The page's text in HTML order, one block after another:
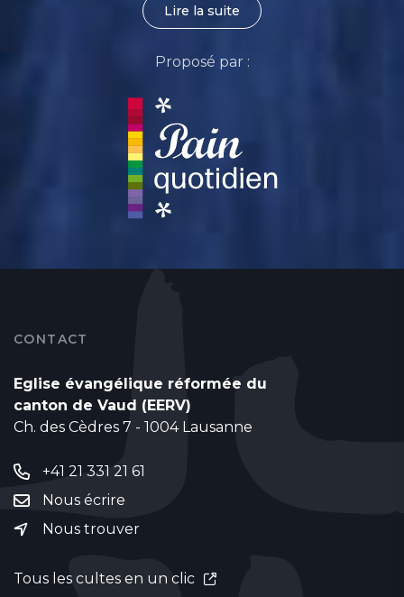
Lire la suite
Proposé par :
CONTACT
Eglise évangélique réformée du
canton de Vaud (EERV)
Ch. des Cèdres 7 - 1004 Lausanne
+41 21 331 21 61
Nous écrire
Nous trouver
Tous les cultes en un clic